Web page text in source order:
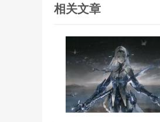
相关文章